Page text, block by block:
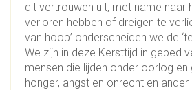
dit vertrouwen uit, met name naar
verloren hebben of dreigen te
van hoop’ onderscheiden we de
We zijn in deze Kersttijd in gebed
mensen die lijden onder oorlog en
honger, angst en onrecht en ander